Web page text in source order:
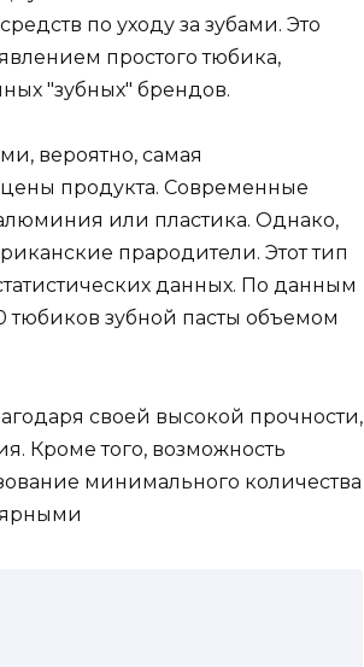
по уходу за зубами. Это
простого тюбика,
"зубных" брендов.
вероятно, самая
продукта. Современные
или пластика. Однако,
прародители. Этот тип
данных. По данным
тюбиков зубной пасты объемом
своей высокой прочности,
Кроме того, возможность
минимального количества